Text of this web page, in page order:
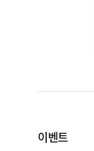
이벤트